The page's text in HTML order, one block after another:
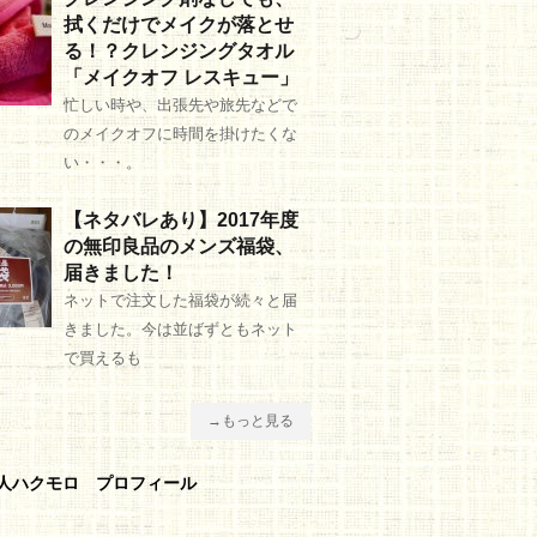
拭くだけでメイクが落とせ
る！？クレンジングタオル
「メイクオフ レスキュー」
忙しい時や、出張先や旅先などで
のメイクオフに時間を掛けたくな
い・・・。
【ネタバレあり】2017年度
の無印良品のメンズ福袋、
届きました！
ネットで注文した福袋が続々と届
きました。今は並ばずともネット
で買えるも
→もっと見る
ハクモロ プロフィール